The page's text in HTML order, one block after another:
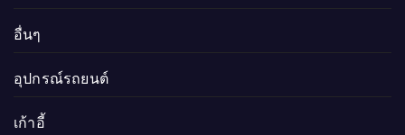
อื่นๆ
อุปกรณ์รถยนต์
เก้าอี้